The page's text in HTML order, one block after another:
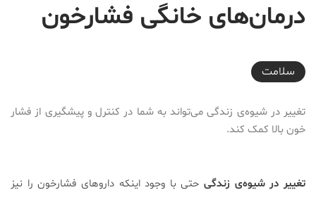
درمان‌های خانگی فشارخون
2017-10-11T15:24:53+03:30
سلامت
تغییر در شیوه‌ی زندگی می‌تواند به شما در کنترل و پیشگیری از فشار
خون بالا کمک کند.
تغییر درشیوه‌ی زندگیحتی با وجود اینکه داروهای فشارخون را نیز